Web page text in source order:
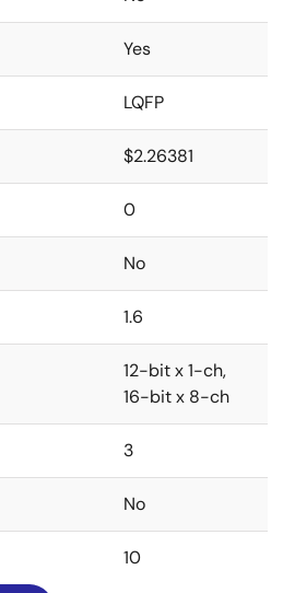
Yes
LQFP
$2.26381
0
No
1.6
12-bit x 1-ch,
16-bit x 8-ch
3
No
10